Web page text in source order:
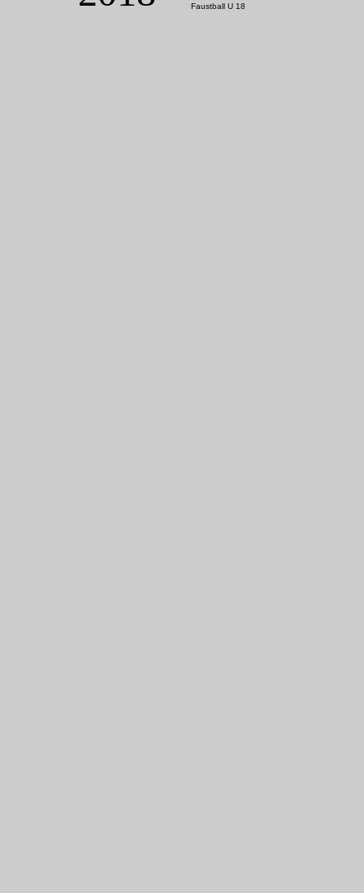
Faustball U 18